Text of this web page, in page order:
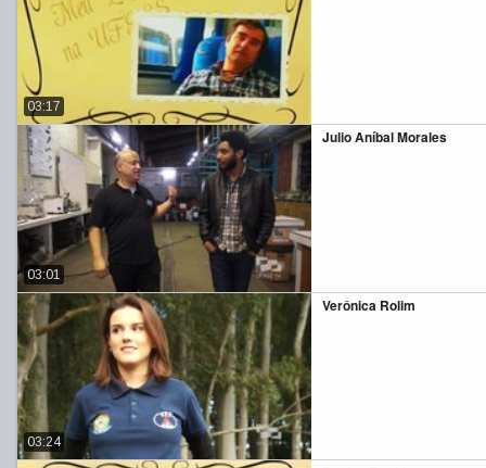
03:17
Julio Aníbal Morales
03:01
Verônica Rolim
03:24